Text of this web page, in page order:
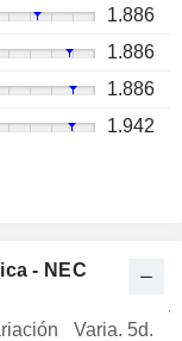
1.886
1.886
1.886
1.942
- NEC
Varia. 5d.